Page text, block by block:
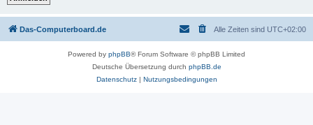
Das-Computerboard.de Alle Zeiten sind UTC+02:00
Powered by phpBB® Forum Software © phpBB Limited
Deutsche Übersetzung durch phpBB.de
Datenschutz| Nutzungsbedingungen